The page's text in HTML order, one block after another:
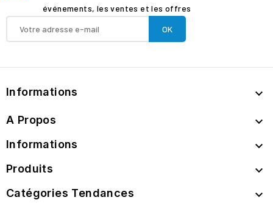
événements, les ventes et les offres
Informations 
A Propos 
Informations 
Produits 
Catégories Tendances 